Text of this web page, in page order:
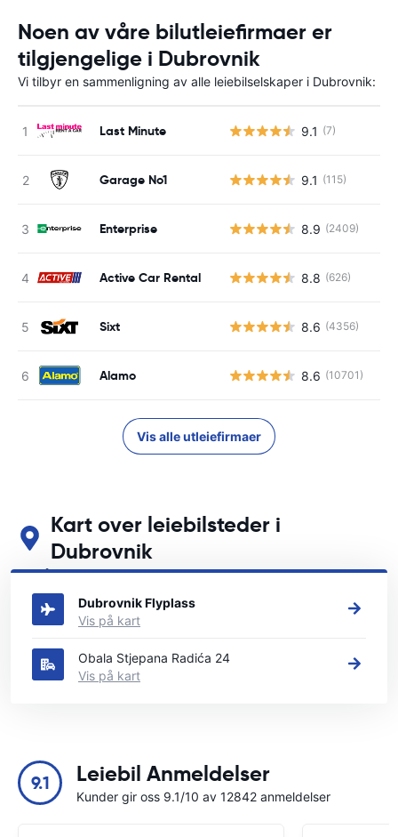
Noen av våre bilutleiefirmaer er
tilgjengelige i Dubrovnik
Vi tilbyr en sammenligning av alle leiebilselskaper i Dubrovnik:
Last Minute 9.1 (7)
Garage No1 9.1 (115)
Enterprise 8.9 (2409)
Active Car Rental 8.8 (626)
Sixt 8.6 (4356)
Alamo 8.6 (10701)
Vis alle utleiefirmaer
Kart over leiebilsteder i
Dubrovnik
Se våre viktigste bilutleiesteder i Dubrovnik
Dubrovnik Flyplass
Vis på kart
Obala Stjepana Radića 24
Vis på kart
9.1 Leiebil Anmeldelser
Kunder gir oss 9.1/10 av 12842 anmeldelser